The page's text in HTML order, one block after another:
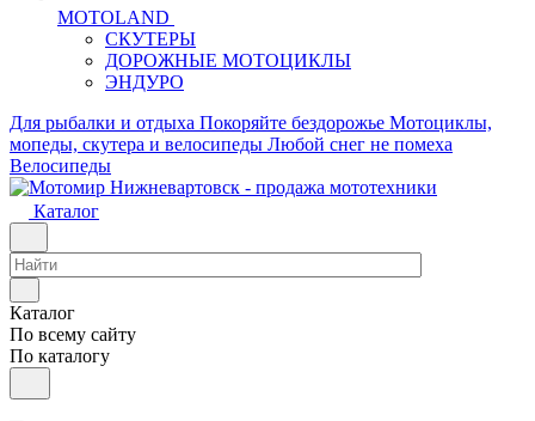
MOTOLAND
СКУТЕРЫ
ДОРОЖНЫЕ МОТОЦИКЛЫ
ЭНДУРО
Для рыбалки и отдыха Покоряйте бездорожье Мотоциклы,
мопеды, скутера и велосипеды Любой снег не помеха
Велосипеды
Каталог
Каталог
По всему сайту
По каталогу